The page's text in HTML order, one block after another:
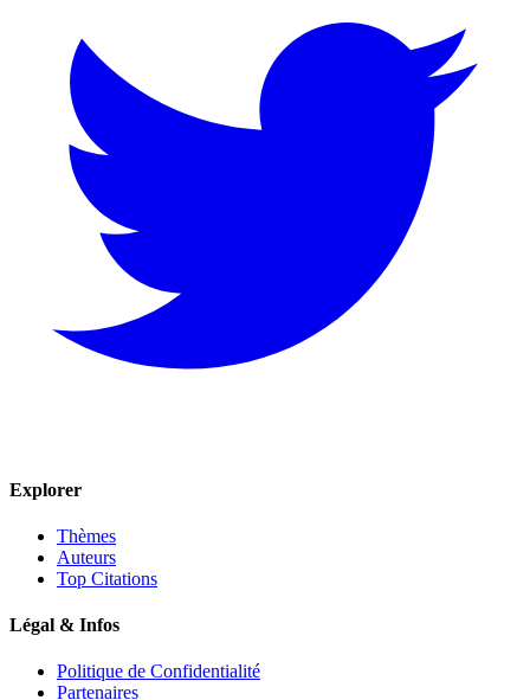
Explorer
Thèmes
Auteurs
Top Citations
Légal & Infos
Politique de Confidentialité
Partenaires